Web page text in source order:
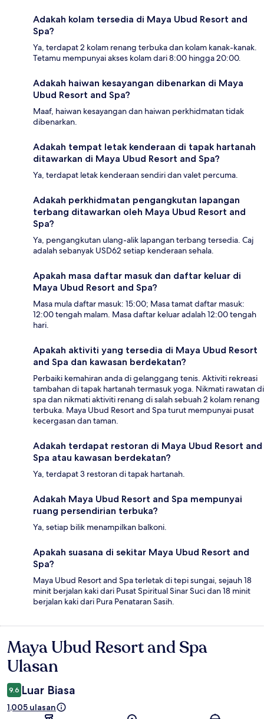
Adakah kolam tersedia di Maya Ubud Resort and
Spa?
Ya, terdapat 2 kolam renang terbuka dan kolam kanak-kanak.
Tetamu mempunyai akses kolam dari 8:00 hingga 20:00.
Adakah haiwan kesayangan dibenarkan di Maya
Ubud Resort and Spa?
Maaf, haiwan kesayangan dan haiwan perkhidmatan tidak
dibenarkan.
Adakah tempat letak kenderaan di tapak hartanah
ditawarkan di Maya Ubud Resort and Spa?
Ya, terdapat letak kenderaan sendiri dan valet percuma.
Adakah perkhidmatan pengangkutan lapangan
terbang ditawarkan oleh Maya Ubud Resort and
Spa?
Ya, pengangkutan ulang-alik lapangan terbang tersedia. Caj
adalah sebanyak USD62 setiap kenderaan sehala.
Apakah masa daftar masuk dan daftar keluar di
Maya Ubud Resort and Spa?
Masa mula daftar masuk: 15:00; Masa tamat daftar masuk:
12:00 tengah malam. Masa daftar keluar adalah 12:00 tengah
hari.
Apakah aktiviti yang tersedia di Maya Ubud Resort
and Spa dan kawasan berdekatan?
Perbaiki kemahiran anda di gelanggang tenis. Aktiviti rekreasi
tambahan di tapak hartanah termasuk yoga. Nikmati rawatan di
spa dan nikmati aktiviti renang di salah sebuah 2 kolam renang
terbuka. Maya Ubud Resort and Spa turut mempunyai pusat
kecergasan dan taman.
Adakah terdapat restoran di Maya Ubud Resort and
Spa atau kawasan berdekatan?
Ya, terdapat 3 restoran di tapak hartanah.
Adakah Maya Ubud Resort and Spa mempunyai
ruang persendirian terbuka?
Ya, setiap bilik menampilkan balkoni.
Apakah suasana di sekitar Maya Ubud Resort and
Spa?
Maya Ubud Resort and Spa terletak di tepi sungai, sejauh 18
minit berjalan kaki dari Pusat Spiritual Sinar Suci dan 18 minit
berjalan kaki dari Pura Penataran Sasih.
Ulasan
Maya Ubud Resort and Spa
Ulasan
9.6 Luar Biasa
1,005 ulasan